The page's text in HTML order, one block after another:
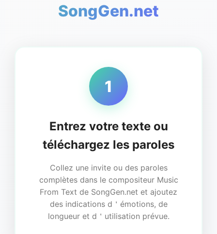
SongGen.net
1
Entrez votre texte ou
téléchargez les paroles
Collez une invite ou des paroles
complètes dans le compositeur Music
From Text de SongGen.net et ajoutez
des indications d＇émotions, de
longueur et d＇utilisation prévue.